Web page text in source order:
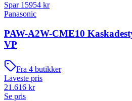
Spar 15954 kr
Panasonic
PAW-A2W-CME10
VP
Fra 4 butikker
Laveste pris
21.616 kr
Se pris